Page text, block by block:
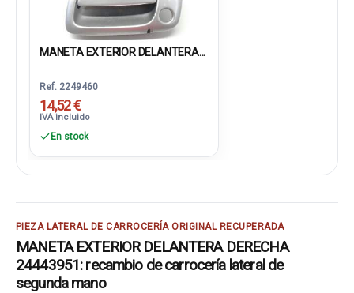
MANETA EXTERIOR DELANTERA...
Ref. 2249460
14,52 €
IVA incluido
En stock
PIEZA LATERAL DE CARROCERÍA ORIGINAL RECUPERADA
MANETA EXTERIOR DELANTERA DERECHA
24443951: recambio de carrocería lateral de
segunda mano